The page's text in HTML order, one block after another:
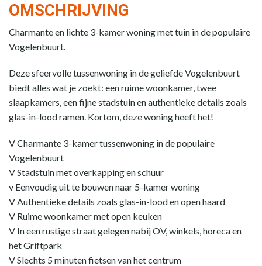
OMSCHRIJVING
Charmante en lichte 3-kamer woning met tuin in de populaire
Vogelenbuurt.
Deze sfeervolle tussenwoning in de geliefde Vogelenbuurt
biedt alles wat je zoekt: een ruime woonkamer, twee
slaapkamers, een fijne stadstuin en authentieke details zoals
glas-in-lood ramen. Kortom, deze woning heeft het!
V Charmante 3-kamer tussenwoning in de populaire
Vogelenbuurt
V Stadstuin met overkapping en schuur
v Eenvoudig uit te bouwen naar 5-kamer woning
V Authentieke details zoals glas-in-lood en open haard
V Ruime woonkamer met open keuken
V In een rustige straat gelegen nabij OV, winkels, horeca en
het Griftpark
V Slechts 5 minuten fietsen van het centrum